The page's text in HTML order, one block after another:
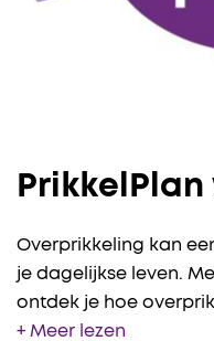
Overprikkeling kan
je dagelijkse leven.
ontdek je hoe
+ Meer lezen